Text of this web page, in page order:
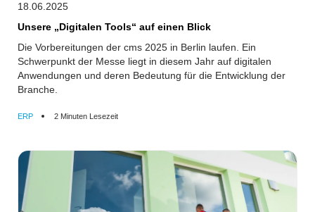
18.06.2025
Unsere „Digitalen Tools“ auf einen Blick
Die Vorbereitungen der cms 2025 in Berlin laufen. Ein
Schwerpunkt der Messe liegt in diesem Jahr auf digitalen
Anwendungen und deren Bedeutung für die Entwicklung der
Branche.
ERP 2 Minuten Lesezeit